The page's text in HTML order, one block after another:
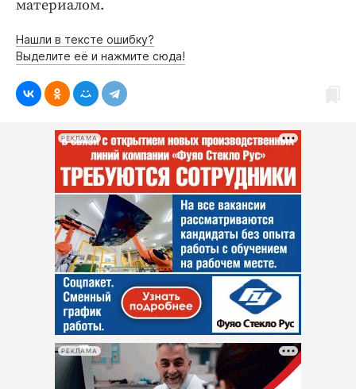
материалом.
Нашли в тексте ошибку?
Выделите её и нажмите сюда!
РЕКЛАМА
РЕКЛАМА